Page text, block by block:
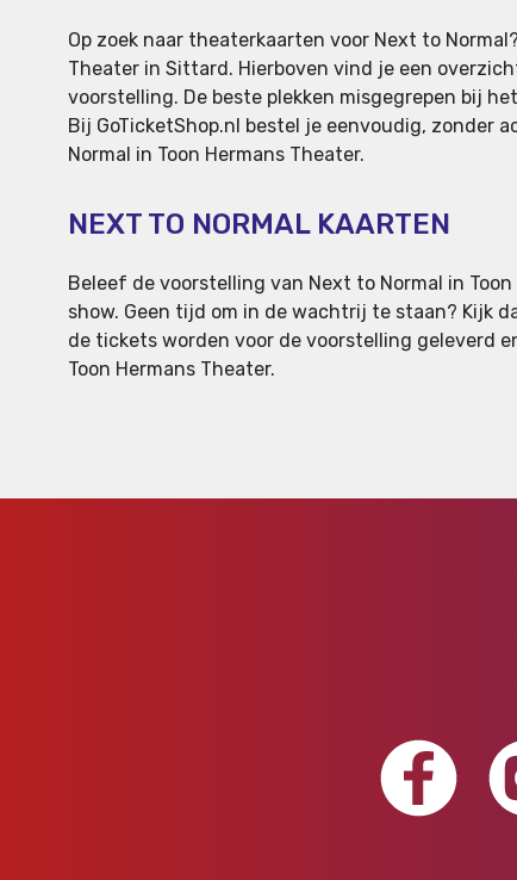
Op zoek naar theaterkaarten voor Next to
Theater in Sittard. Hierboven vind je een
voorstelling. De beste plekken misgegrepen bij
Bij GoTicketShop.nl bestel je eenvoudig, zonder
Normal in Toon Hermans Theater.
NEXT TO NORMAL KAARTEN
Beleef de voorstelling van Next to Normal in
show. Geen tijd om in de wachtrij te staan? Kijk
de tickets worden voor de voorstelling geleverd
Toon Hermans Theater.